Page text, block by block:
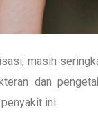
masih
dan
ini.